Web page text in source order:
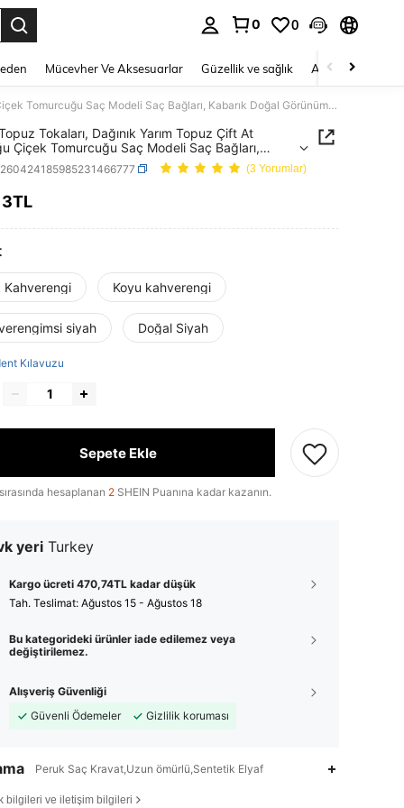
0 0
Mücevher Ve Aksesuarlar Güzellik ve sağlık Ayakkabı
Peruk Topuz Tokaları, Dağınık Yarım Topuz Çift At Kuyruğu Çiçek Tomurcuğu Saç Modeli Saç Bağları, Kabarık Doğal Görünümlü Saç Şekillendirme Aleti HA2727 Saç Lastikleri Saç İpi
Tokaları, Dağınık Yarım Topuz Çift At
Çiçek Tomurcuğu Saç Modeli Saç Bağları,
Doğal Görünümlü Saç Şekillendirme Aleti
Saç Lastikleri Saç İpi
(3 Yorumlar)
AND AVAILABILITY
Kahverengi Koyu kahverengi
siyah Doğal Siyah
Kılavuzu
Sepete Ekle
hesaplanan 2 SHEIN Puanına kadar kazanın.
yeri Turkey
Kargo ücreti 470,74TL kadar düşük
Tah. Teslimat: Ağustos 15 - Ağustos 18
Bu kategorideki ürünler iade edilemez veya
değiştirilemez.
Alışveriş Güvenliği
Güvenli Ödemeler
Gizlilik koruması
Peruk Saç Kravat,Uzun ömürlü,Sentetik Elyaf
bilgileri ve iletişim bilgileri